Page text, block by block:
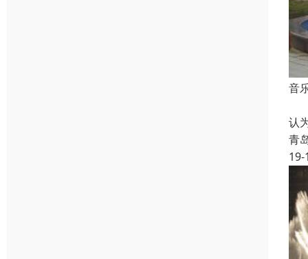
音
认
青
19-